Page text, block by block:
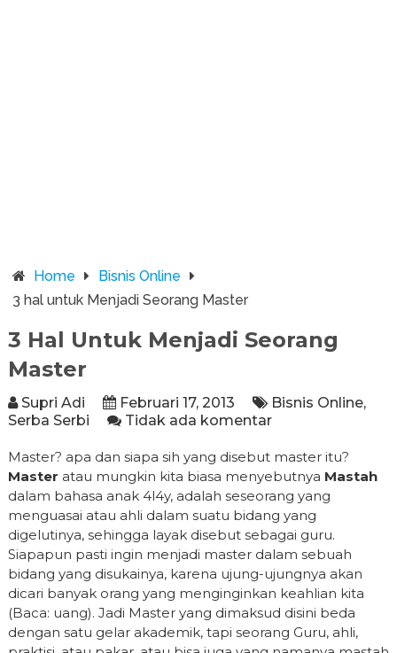
Home
Bisnis Online
3 hal untuk Menjadi Seorang Master
3 Hal Untuk Menjadi Seorang
Master
Supri Adi Februari 17, 2013 Bisnis Online,
Serba Serbi
Tidak ada komentar
Master? apa dan siapa sih yang disebut master itu?
Master atau mungkin kita biasa menyebutnya Mastah
dalam bahasa anak 4l4y, adalah seseorang yang
menguasai atau ahli dalam suatu bidang yang
digelutinya, sehingga layak disebut sebagai guru.
Siapapun pasti ingin menjadi master dalam sebuah
bidang yang disukainya, karena ujung-ujungnya akan
dicari banyak orang yang menginginkan keahlian kita
(Baca: uang). Jadi Master yang dimaksud disini beda
dengan satu gelar akademik, tapi seorang Guru, ahli,